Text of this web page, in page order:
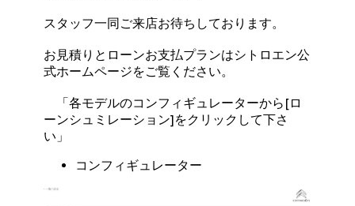
スタッフ一同ご来店お待ちしております。
お見積りとローンお支払プランはシトロエン公
式ホームページをご覧ください。
「各モデルのコンフィギュレーターから[ロ
ーンシュミレーション]をクリックして下さ
い」
コンフィギュレーター